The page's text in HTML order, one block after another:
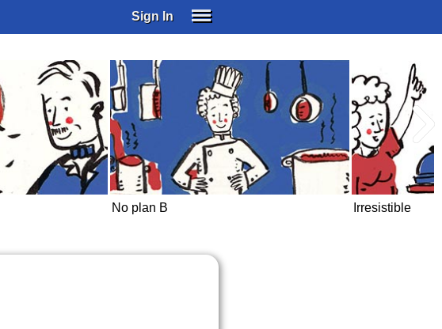
Sign In
SUBSCRIBE
EDUCATIONAL LICENSES
GIFT CARDS
OTHER LANGUAGES
ABOUT US
ALEXA
No plan B Irresistible